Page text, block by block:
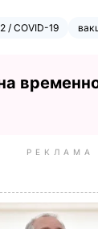
/ COVID-19
РЕКЛАМА